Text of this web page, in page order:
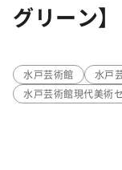
グリーン】
水戸芸術館 水戸
水戸芸術館現代美術